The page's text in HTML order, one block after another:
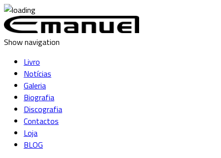
Show navigation
Livro
Notícias
Galeria
Biografia
Discografia
Contactos
Loja
BLOG